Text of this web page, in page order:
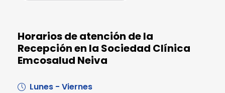
Horarios de atención de la
Recepción en la Sociedad Clínica
Emcosalud Neiva
Lunes - Viernes